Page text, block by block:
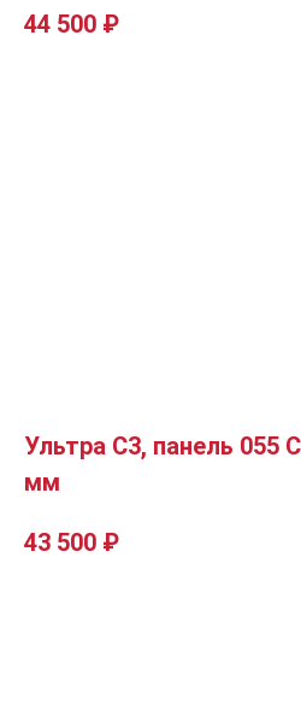
44 500 ₽
Ультра C3, панель 055
мм
43 500 ₽